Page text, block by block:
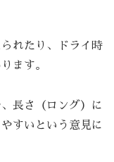
れたり、ドライ時
ます。
長さ（ロング）に
すいという意見に